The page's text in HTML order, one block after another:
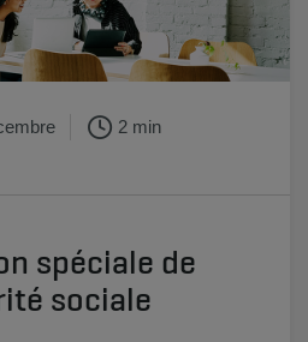
2 min
spéciale de
sociale